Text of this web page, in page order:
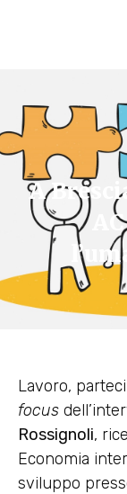
A
Lavoro,
focus
Rossignoli,
Economia
sviluppo